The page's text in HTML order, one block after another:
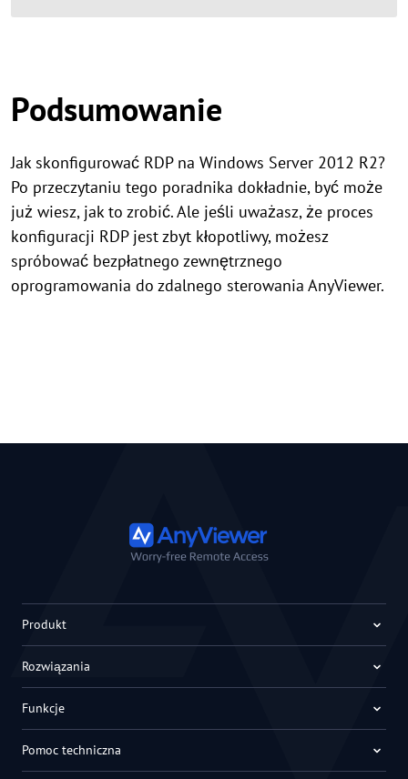
Podsumowanie
Jak skonfigurować RDP na Windows Server 2012 R2?
Po przeczytaniu tego poradnika dokładnie, być może
już wiesz, jak to zrobić. Ale jeśli uważasz, że proces
konfiguracji RDP jest zbyt kłopotliwy, możesz
spróbować bezpłatnego zewnętrznego
oprogramowania do zdalnego sterowania AnyViewer.
Produkt
Rozwiązania
Funkcje
Pomoc techniczna